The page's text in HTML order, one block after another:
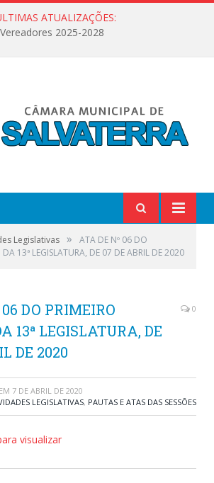
ATUALIZAÇÕES:
Vereadores 2025-2028
Legislativas »
ATA DE Nº 06 DO
DA 13ª LEGISLATURA, DE 07 DE ABRIL DE 2020
DO PRIMEIRO
13ª LEGISLATURA, DE
DE 2020
0
EM 7 DE ABRIL DE 2020
LEGISLATIVAS, PAUTAS E ATAS DAS SESSÕES
visualizar